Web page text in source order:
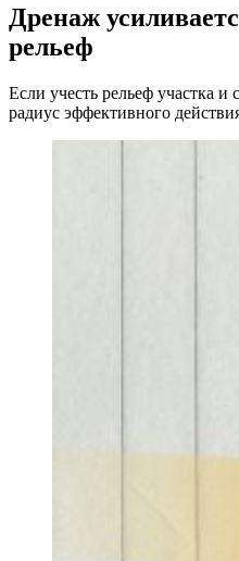
Дренаж
рельеф
Если учесть рельеф участка и
радиус эффективного